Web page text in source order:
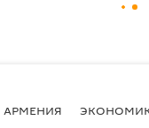
АРМЕНИЯ